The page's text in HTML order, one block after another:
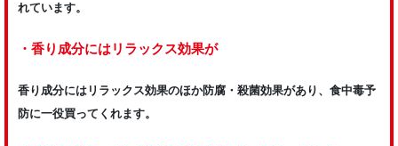
れています。
・香り成分にはリラックス効果が
香り成分にはリラックス効果のほか防腐・殺菌効果があり、食中毒予
防に一役買ってくれます。